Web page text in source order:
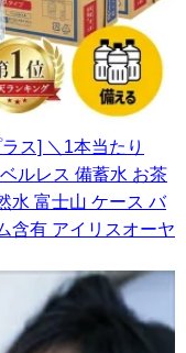
ス] ＼1本当たり
ルレス 備蓄水 お茶
水 富士山 ケース バ
含有 アイリスオーヤ